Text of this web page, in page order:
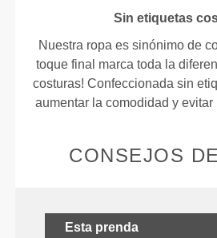
Sin etiquetas
Nuestra ropa es sinónimo de
toque final marca toda la
costuras! Confeccionada sin
aumentar la comodidad y
CONSEJOS
Esta prenda